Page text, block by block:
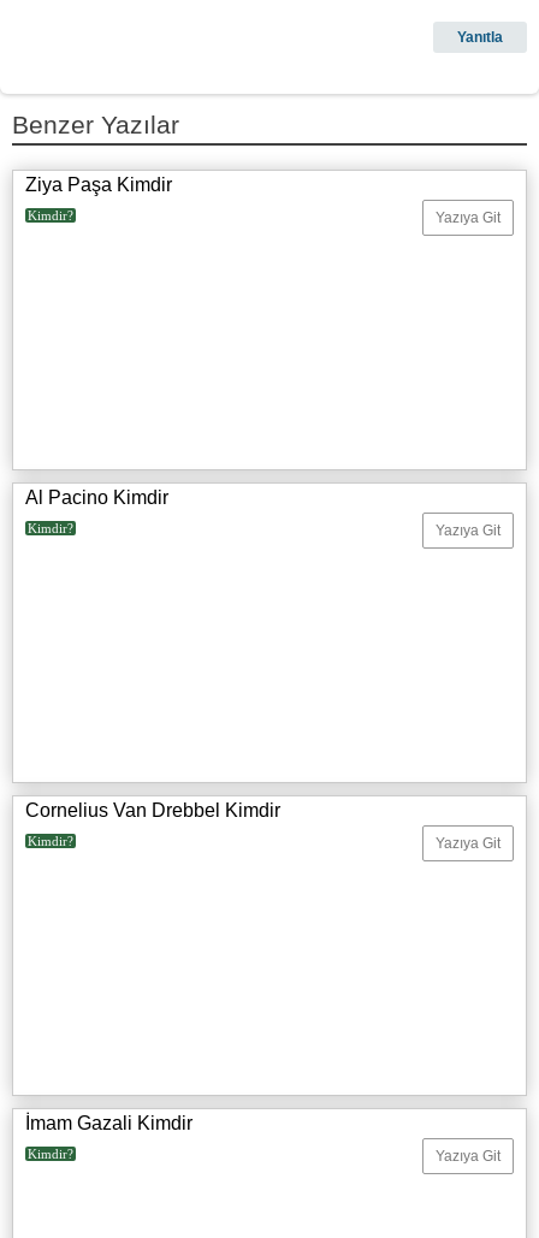
Benzer Yazılar
Ziya Paşa Kimdir
Kimdir? Yazıya Git
Al Pacino Kimdir
Kimdir? Yazıya Git
Cornelius Van Drebbel Kimdir
Kimdir? Yazıya Git
İmam Gazali Kimdir
Kimdir? Yazıya Git